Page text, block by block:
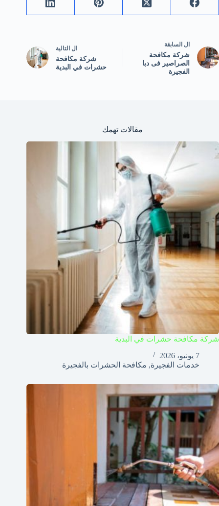
ال السابقة
شركة مكافحة
الصراصير فى دبا
الفجيرة
ال التالية
شركة مكافحة
حشرات في البدية
مقالات تهمك
شركة مكافحة حشرات في البدية
7 يونيو، 2026
خدمات الفجيرة, مكافحة الحشرات بالفجيرة